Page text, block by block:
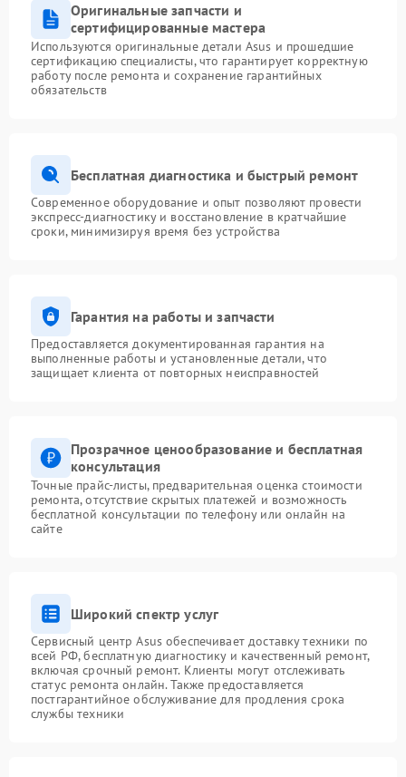
Оригинальные запчасти и
сертифицированные мастера
Используются оригинальные детали Asus и прошедшие
сертификацию специалисты, что гарантирует корректную
работу после ремонта и сохранение гарантийных
обязательств
Бесплатная диагностика и быстрый ремонт
Современное оборудование и опыт позволяют провести
экспресс-диагностику и восстановление в кратчайшие
сроки, минимизируя время без устройства
Гарантия на работы и запчасти
Предоставляется документированная гарантия на
выполненные работы и установленные детали, что
защищает клиента от повторных неисправностей
Прозрачное ценообразование и бесплатная
консультация
Точные прайс-листы, предварительная оценка стоимости
ремонта, отсутствие скрытых платежей и возможность
бесплатной консультации по телефону или онлайн на
сайте
Широкий спектр услуг
Сервисный центр Asus обеспечивает доставку техники по
всей РФ, бесплатную диагностику и качественный ремонт,
включая срочный ремонт. Клиенты могут отслеживать
статус ремонта онлайн. Также предоставляется
постгарантийное обслуживание для продления срока
службы техники